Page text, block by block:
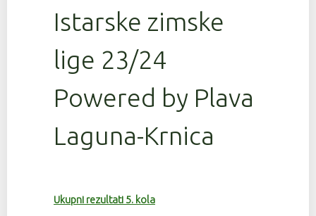
Istarske zimske
lige 23/24
Powered by Plava
Laguna-Krnica
Ukupni rezultati 5. kola